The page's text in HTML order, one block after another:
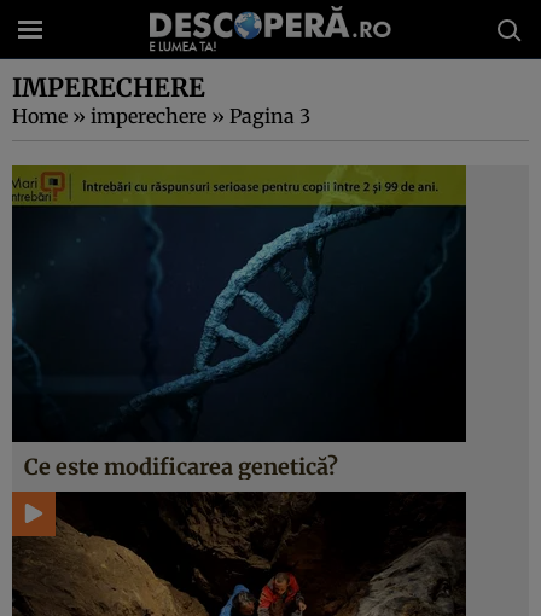
IMPERECHERE
Home » imperechere » Pagina 3
Ce este modificarea genetică?